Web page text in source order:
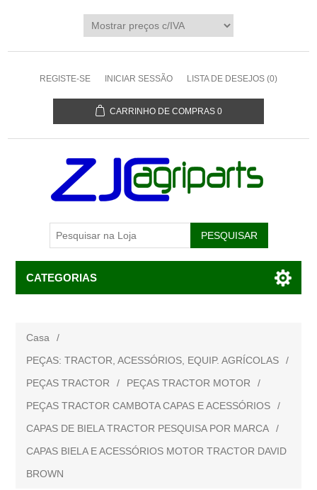
REGISTE-SE INICIAR SESSÃO LISTA DE DESEJOS (0)
CARRINHO DE COMPRAS 0
CATEGORIAS
Casa
/
PEÇAS: TRACTOR, ACESSÓRIOS, EQUIP. AGRÍCOLAS
/
PEÇAS TRACTOR
/ PEÇAS TRACTOR MOTOR
/
PEÇAS TRACTOR CAMBOTA CAPAS E ACESSÓRIOS
/
CAPAS DE BIELA TRACTOR PESQUISA POR MARCA
/
CAPAS BIELA E ACESSÓRIOS MOTOR TRACTOR DAVID
BROWN